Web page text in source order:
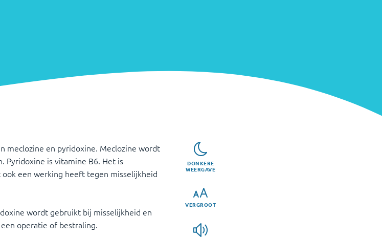
DONKERE
WEERGAVE
VERGROOT
meclozine en pyridoxine. Meclozine wordt
Pyridoxine is vitamine B6. Het is
een werking heeft tegen misselijkheid
wordt gebruikt bij misselijkheid en
operatie of bestraling.